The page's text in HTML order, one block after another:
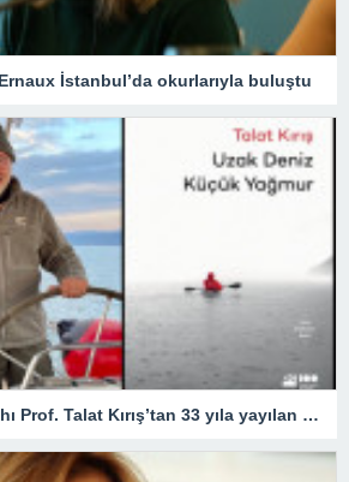
İstanbul’da okurlarıyla buluştu
Yelkenci beyin cerrahı Prof. Talat Kırış’tan 33 yıla yayılan 33 öykü